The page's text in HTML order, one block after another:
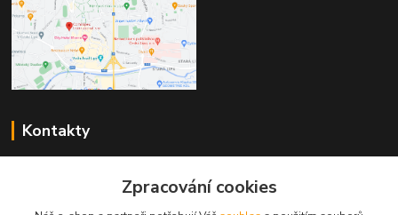
Kontakty
+420 603 823 376
Zpracování cookies